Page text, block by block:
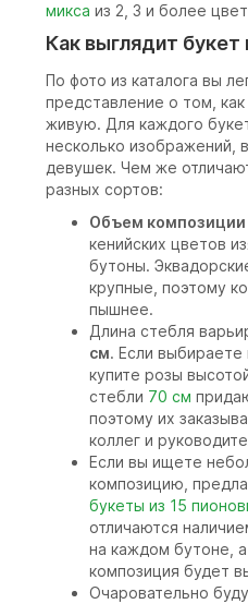
микса из 2, 3 и более
Как выглядит букет
По фото из каталога вы
представление о том,
живую. Для каждого
несколько изображений,
девушек. Чем же
разных сортов:
Объем композиции
кенийских цветов
бутоны.
крупные, поэтому
пышнее.
Длина стебля
см. Если выбираете
купите розы
стебли 70 см
поэтому их
коллег и
Если вы ищете
композицию,
букеты из 15
отличаются
на каждом бутоне,
композиция будет
Очаровательно